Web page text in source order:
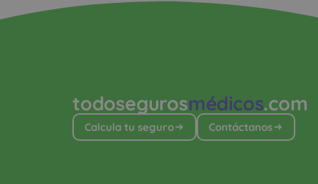
todosegurosmédicos.com
Calcula tu seguro Contáctanos